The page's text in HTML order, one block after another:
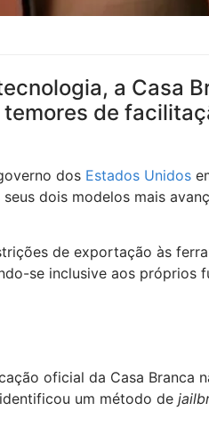
a Casa
de
dos Estados Unidos
dois modelos mais
de exportação às
se inclusive aos próprios
oficial da Casa Branca
um método de